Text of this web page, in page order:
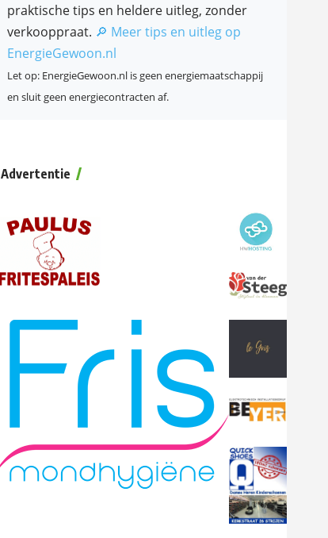
praktische tips en heldere uitleg, zonder
verkooppraat. 🔎 Meer tips en uitleg op
EnergieGewoon.nl
Let op: EnergieGewoon.nl is geen energiemaatschappij
en sluit geen energiecontracten af.
Advertentie